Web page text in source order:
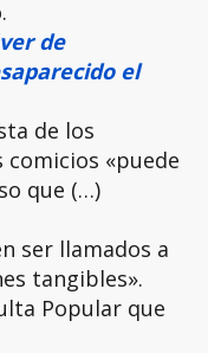
de
el
de los
«puede
que (…)
ser llamados a
tangibles».
Popular que